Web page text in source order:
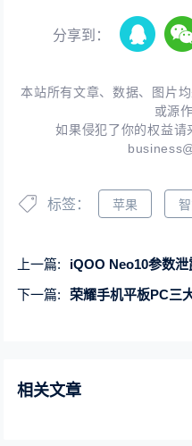
分享到：
本站所有文章、数据、图片
或源
如果侵犯了你的权益请
标签： 苹果
上一篇:
iQOO Neo10参数泄露：
下一篇:
荣耀手机平板PC三大旗舰正
相关文章